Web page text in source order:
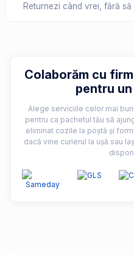
Returnezi când vrei, fără
Colaborăm cu
pentru
Alege serviciile celor mai
pentru ca pachetul tău să
eliminat cozile la poștă și
dacă vine curierul la ușă sau